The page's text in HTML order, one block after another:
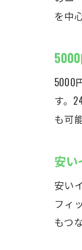
を中
5000
す。
も可
安い
安い
フィ
もつ